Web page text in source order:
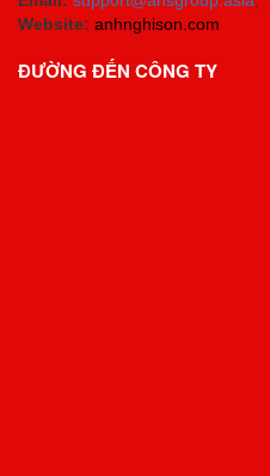
Website: anhnghison.com
ĐƯỜNG ĐẾN CÔNG TY